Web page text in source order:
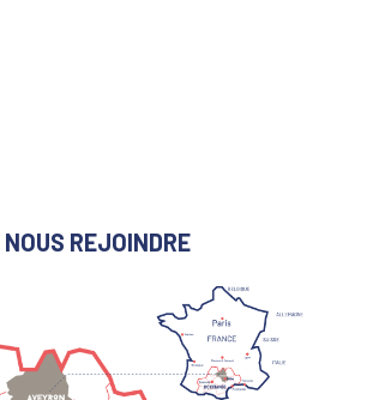
NOUS REJOINDRE